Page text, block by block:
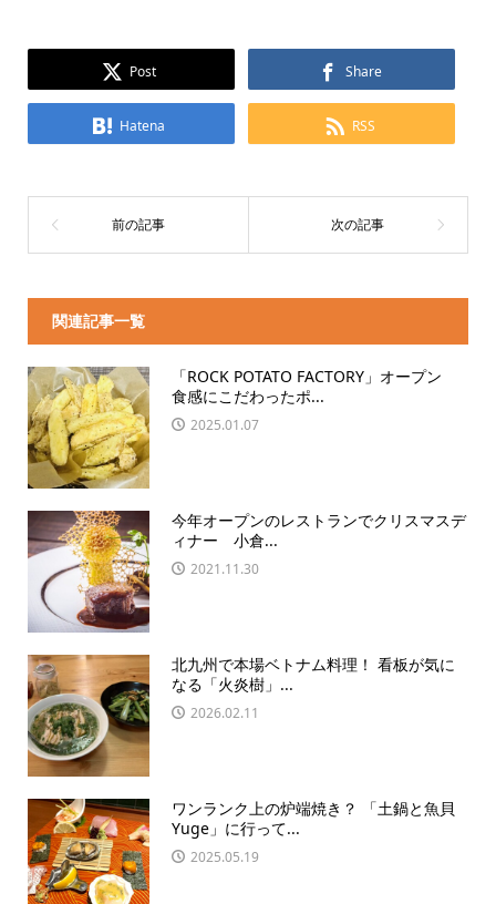
Post Share
Hatena RSS
関連記事一覧
「ROCK POTATO FACTORY」オープン
食感にこだわったポ...
2025.01.07
今年オープンのレストランでクリスマスデ
ィナー 小倉...
2021.11.30
北九州で本場ベトナム料理！ 看板が気に
なる「火炎樹」...
2026.02.11
ワンランク上の炉端焼き？ 「土鍋と魚貝
Yuge」に行って...
2025.05.19